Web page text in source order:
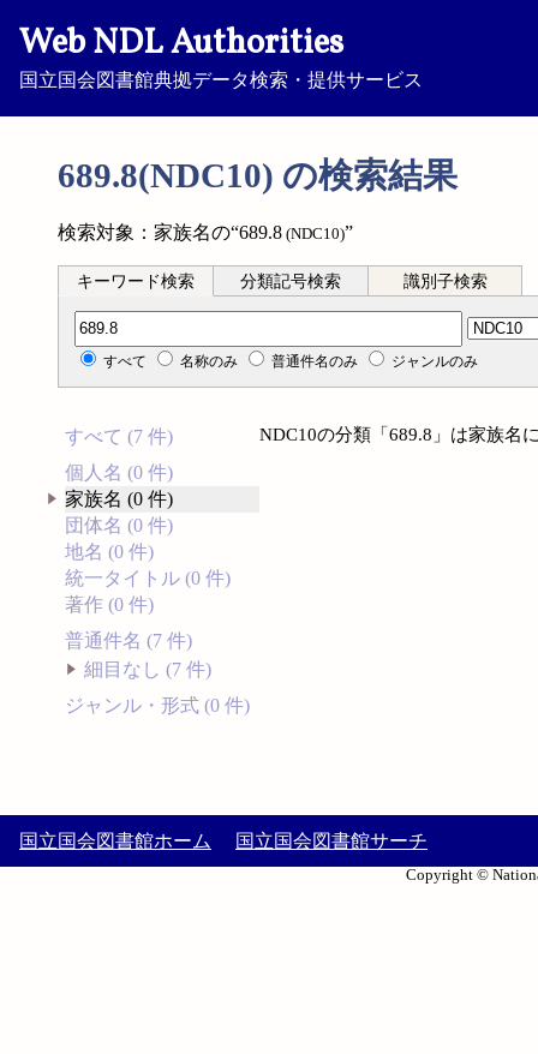
Web NDL Authorities
国立国会図書館典拠データ検索・提供サービス
689.8(NDC10) の検索結果
検索対象：家族名の“689.8 (NDC10)”
キーワード検索 分類記号検索 識別子検索
分類記号検索
すべて 名称のみ 普通件名のみ ジャンルのみ
すべて (7 件)
個人名 (0 件)
家族名 (0 件)
団体名 (0 件)
地名 (0 件)
統一タイトル (0 件)
著作 (0 件)
普通件名 (7 件)
細目なし (7 件)
ジャンル・形式 (0 件)
NDC10の分類「689.8」は家族名
国立国会図書館ホーム 国立国会図書館サーチ
Copyright ©